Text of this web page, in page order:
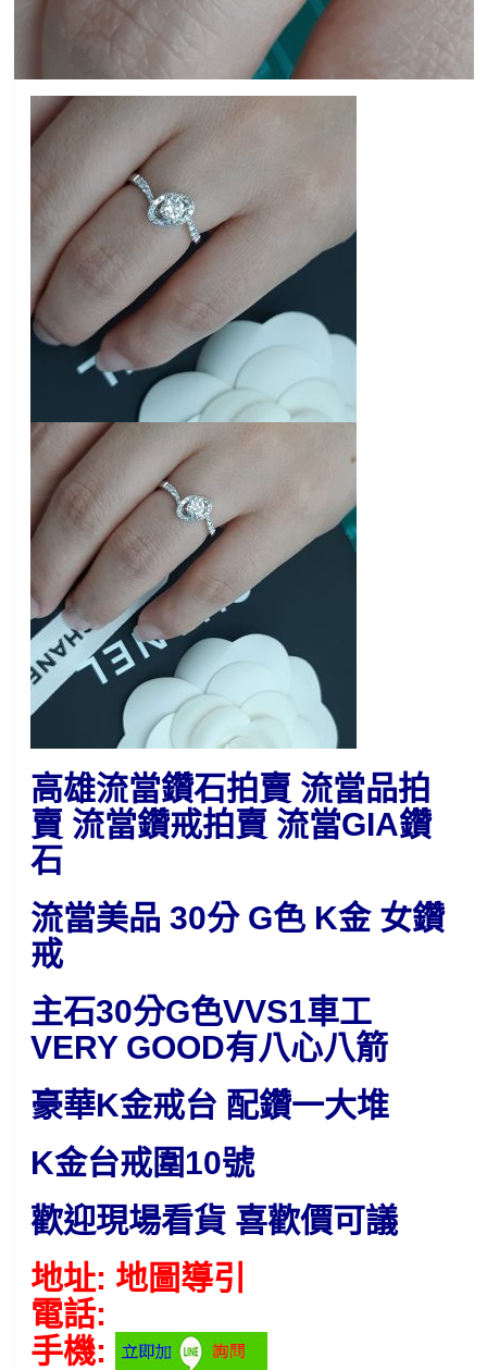
高雄流當鑽石拍賣 流當品拍
賣 流當鑽戒拍賣 流當GIA鑽
石
流當美品 30分 G色 K金 女鑽
戒
主石30分G色VVS1車工
VERY GOOD有八心八箭
豪華K金戒台 配鑽一大堆
K金台戒圍10號
歡迎現場看貨 喜歡價可議
地址: 地圖導引
電話:
手機: